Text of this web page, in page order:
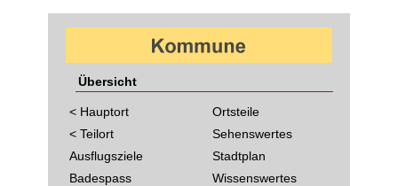
Übersicht
< Hauptort
< Teilort
Ausflugsziele
Badespass
Ortsteile
Sehenswertes
Stadtplan
Wissenswertes